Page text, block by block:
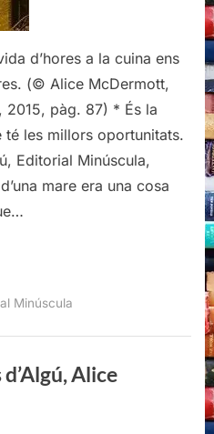
d’hores a la cuina ens
(© Alice McDermott,
2015, pàg. 87) * És la
les millors oportunitats.
Editorial Minúscula,
mare era una cosa
Minúscula
Alice